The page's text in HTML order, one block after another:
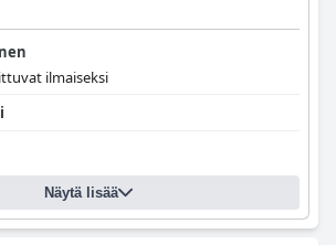
ilmaiseksi
Näytä lisää